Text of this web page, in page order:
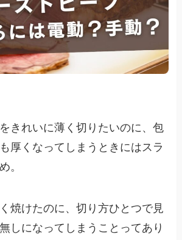
きれいに薄く切りたいのに、包
厚くなってしまうときにはスラ
。
焼けたのに、切り方ひとつで見
しになってしまうことってあり